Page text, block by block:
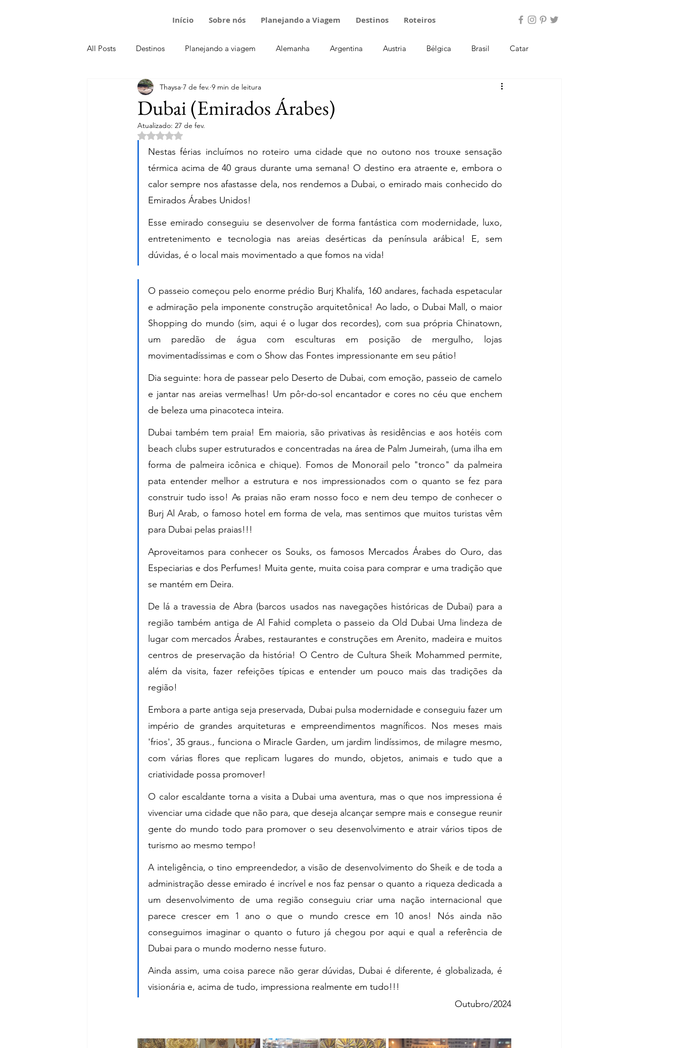
Início Sobre nós Planejando a Viagem Destinos Roteiros
All Posts Destinos Planejando a viagem Alemanha Argentina Austria Bélgica Brasil Catar
Dinamarca Emirados Árabes Estados Unidos
Inglaterra Hungria
República Tcheca Suécia Suíça Turquia
Dubai (Emirados Árabes)
Thaysa 7 de fev. 9 min de leitura
Atualizado: 27 de fev.
Avaliado com NaN de 5 estrelas.
Nestas férias incluímos no roteiro uma cidade que no outono nos trouxe sensação
térmica acima de 40 graus durante uma semana! O destino era atraente e, embora o
calor sempre nos afastasse dela, nos rendemos a Dubai, o emirado mais conhecido do
Emirados Árabes Unidos!
Esse emirado conseguiu se desenvolver de forma fantástica com modernidade, luxo,
entretenimento e tecnologia nas areias desérticas da península arábica! E, sem
dúvidas, é o local mais movimentado a que fomos na vida!
O passeio começou pelo enorme prédio Burj Khalifa, 160 andares, fachada espetacular
e admiração pela imponente construção arquitetônica! Ao lado, o Dubai Mall, o maior
Shopping do mundo (sim, aqui é o lugar dos recordes), com sua própria Chinatown,
um paredão de água com esculturas em posição de mergulho, lojas
movimentadíssimas e com o Show das Fontes impressionante em seu pátio!
Dia seguinte: hora de passear pelo Deserto de Dubai, com emoção, passeio de camelo
e jantar nas areias vermelhas! Um pôr-do-sol encantador e cores no céu que enchem
de beleza uma pinacoteca inteira.
Dubai também tem praia! Em maioria, são privativas às residências e aos hotéis com
beach clubs super estruturados e concentradas na área de Palm Jumeirah, (uma ilha em
forma de palmeira icônica e chique). Fomos de Monorail pelo "tronco" da palmeira
pata entender melhor a estrutura e nos impressionados com o quanto se fez para
construir tudo isso! As praias não eram nosso foco e nem deu tempo de conhecer o
Burj Al Arab, o famoso hotel em forma de vela, mas sentimos que muitos turistas vêm
para Dubai pelas praias!!!
Aproveitamos para conhecer os Souks, os famosos Mercados Árabes do Ouro, das
Especiarias e dos Perfumes! Muita gente, muita coisa para comprar e uma tradição que
se mantém em Deira.
De lá a travessia de Abra (barcos usados nas navegações históricas de Dubai) para a
região também antiga de Al Fahid completa o passeio da Old Dubai Uma lindeza de
lugar com mercados Árabes, restaurantes e construções em Arenito, madeira e muitos
centros de preservação da história! O Centro de Cultura Sheik Mohammed permite,
além da visita, fazer refeições típicas e entender um pouco mais das tradições da
região!
Embora a parte antiga seja preservada, Dubai pulsa modernidade e conseguiu fazer um
império de grandes arquiteturas e empreendimentos magníficos. Nos meses mais
'frios', 35 graus., funciona o Miracle Garden, um jardim lindíssimos, de milagre mesmo,
com várias flores que replicam lugares do mundo, objetos, animais e tudo que a
criatividade possa promover!
O calor escaldante torna a visita a Dubai uma aventura, mas o que nos impressiona é
vivenciar uma cidade que não para, que deseja alcançar sempre mais e consegue reunir
gente do mundo todo para promover o seu desenvolvimento e atrair vários tipos de
turismo ao mesmo tempo!
A inteligência, o tino empreendedor, a visão de desenvolvimento do Sheik e de toda a
administração desse emirado é incrível e nos faz pensar o quanto a riqueza dedicada a
um desenvolvimento de uma região conseguiu criar uma nação internacional que
parece crescer em 1 ano o que o mundo cresce em 10 anos! Nós ainda não
conseguimos imaginar o quanto o futuro já chegou por aqui e qual a referência de
Dubai para o mundo moderno nesse futuro.
Ainda assim, uma coisa parece não gerar dúvidas, Dubai é diferente, é globalizada, é
visionária e, acima de tudo, impressiona realmente em tudo!!!
Outubro/2024